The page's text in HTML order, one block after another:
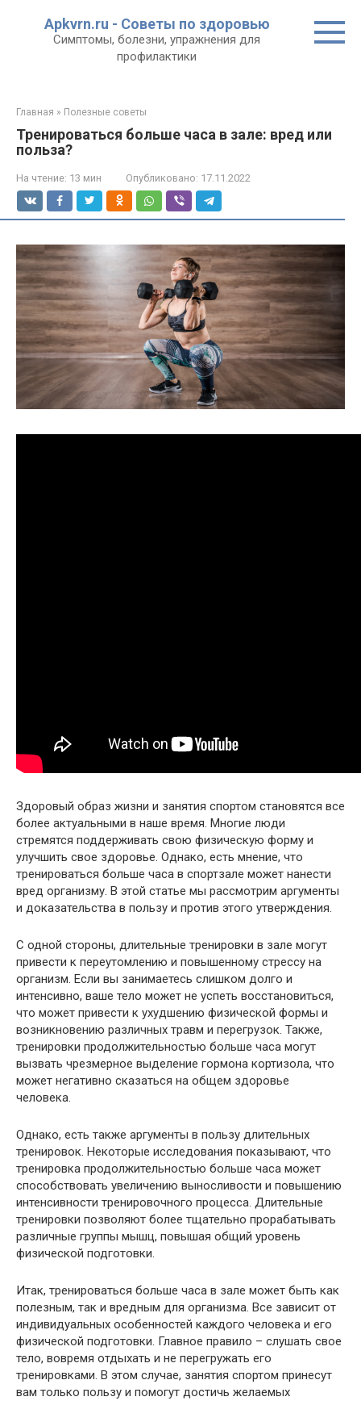
Apkvrn.ru - Советы по здоровью
Симптомы, болезни, упражнения для
профилактики
Главная » Полезные советы
Тренироваться больше часа в зале: вред или
польза?
На чтение: 13 мин Опубликовано: 17.11.2022
Здоровый образ жизни и занятия спортом становятся все
более актуальными в наше время. Многие люди
стремятся поддерживать свою физическую форму и
улучшить свое здоровье. Однако, есть мнение, что
тренироваться больше часа в спортзале может нанести
вред организму. В этой статье мы рассмотрим аргументы
и доказательства в пользу и против этого утверждения.
С одной стороны, длительные тренировки в зале могут
привести к переутомлению и повышенному стрессу на
организм. Если вы занимаетесь слишком долго и
интенсивно, ваше тело может не успеть восстановиться,
что может привести к ухудшению физической формы и
возникновению различных травм и перегрузок. Также,
тренировки продолжительностью больше часа могут
вызвать чрезмерное выделение гормона кортизола, что
может негативно сказаться на общем здоровье
человека.
Однако, есть также аргументы в пользу длительных
тренировок. Некоторые исследования показывают, что
тренировка продолжительностью больше часа может
способствовать увеличению выносливости и повышению
интенсивности тренировочного процесса. Длительные
тренировки позволяют более тщательно прорабатывать
различные группы мышц, повышая общий уровень
физической подготовки.
Итак, тренироваться больше часа в зале может быть как
полезным, так и вредным для организма. Все зависит от
индивидуальных особенностей каждого человека и его
физической подготовки. Главное правило – слушать свое
тело, вовремя отдыхать и не перегружать его
тренировками. В этом случае, занятия спортом принесут
вам только пользу и помогут достичь желаемых